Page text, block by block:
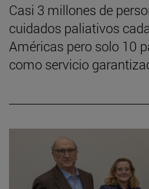
Casi 3 millones de
cuidados paliativos
Américas pero solo 10
como servicio